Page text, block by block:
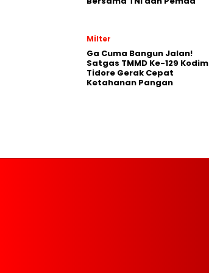
Milter
Ga Cuma Bangun Jalan!
Satgas TMMD Ke-129 Kodim
Tidore Gerak Cepat
Ketahanan Pangan